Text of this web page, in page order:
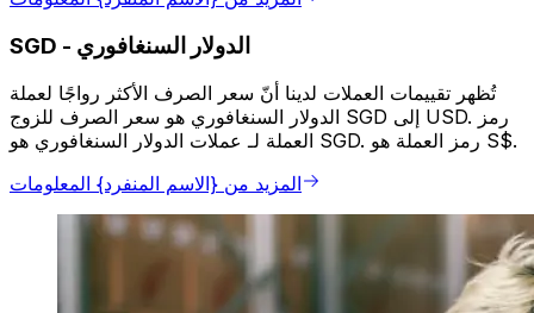
SGD - الدولار السنغافوري
تُظهر تقييمات العملات لدينا أنّ سعر الصرف الأكثر رواجًا لعملة
الدولار السنغافوري هو سعر الصرف للزوج SGD إلى USD. رمز
العملة لـ عملات الدولار السنغافوري هو SGD. رمز العملة هو S$.
المزيد من {الاسم المنفرد} المعلومات